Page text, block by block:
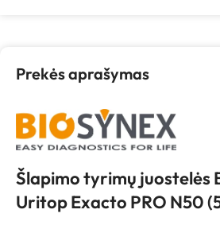
Prekės aprašymas
Šlapimo tyrimų juostelės
Uritop Exacto PRO N50